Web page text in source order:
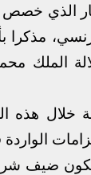
الذي خصص
مذكرا
الملك
خلال هذه
الواردة
ضيف